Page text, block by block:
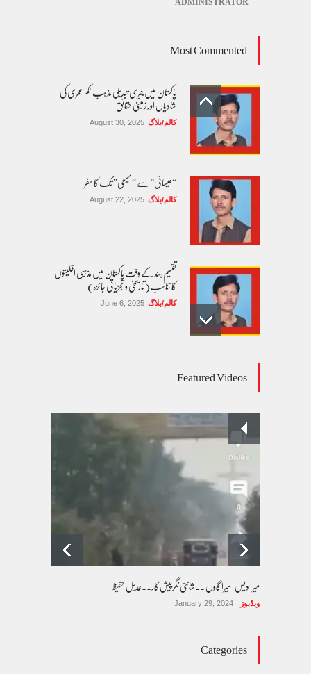
Most Commented
پاکستان میں جبری تبدیلی مذہب 'کم عمری کی
شادیاں اور زمینی حقائق
کالم/بلاگ August 30, 2025
“عیسائی” سے “مسیحی” تک کا سفر
کالم/بلاگ August 22, 2025
تقسیم ہند کے وقت پاکستان میں مذہبی اقلیتوں
کا تناسب( تاریخی و تجزیاتی جائزہ)
کالم/بلاگ June 6, 2025
پسند کی شادیوں کا بڑھتا ہوا رجحان اور راولپنڈی
کی یوسیز میں اندارج پر پابندی ایک نیا تنازعہ
October 14, 2025
Featured Videos
میرا دیس ' میرا گاوں ۔۔شانتی نگرپیش کار۔۔عدیل حفیظ
ویڈیوز January 29, 2024
Categories